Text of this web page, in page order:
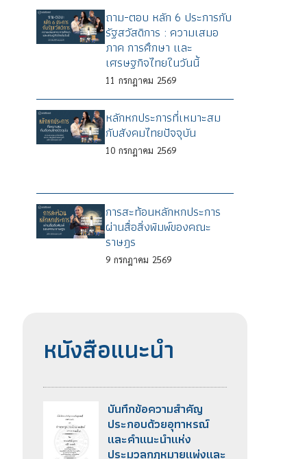
ถาม-ตอบ หลัก 6 ประการกับ
รัฐสวัสดิการ : ความเสมอ
ภาค การศึกษา และ
เศรษฐกิจไทยในวันนี้
11 กรกฎาคม 2569
หลักหกประการที่เหมาะสม
กับสังคมไทยปัจจุบัน
10 กรกฎาคม 2569
การสะท้อนหลักหกประการ
ผ่านสื่อสิ่งพิมพ์ของคณะ
ราษฎร
9 กรกฎาคม 2569
หนังสือแนะนำ
บันทึกข้อความสำคัญ
ประกอบด้วยอุทาหรณ์
และคำแนะนำแห่ง
ประมวลกฎหมายแพ่งและ